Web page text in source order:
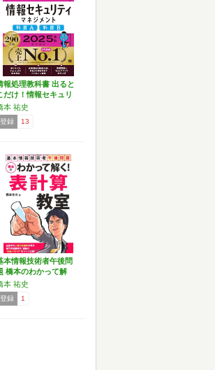
報処理教科書 出ると
だけ！情報セキュリ
…
本 祐史
登録 13
本情報技術者午後問
橋本のわかって解
!…
本 祐史
登録 1